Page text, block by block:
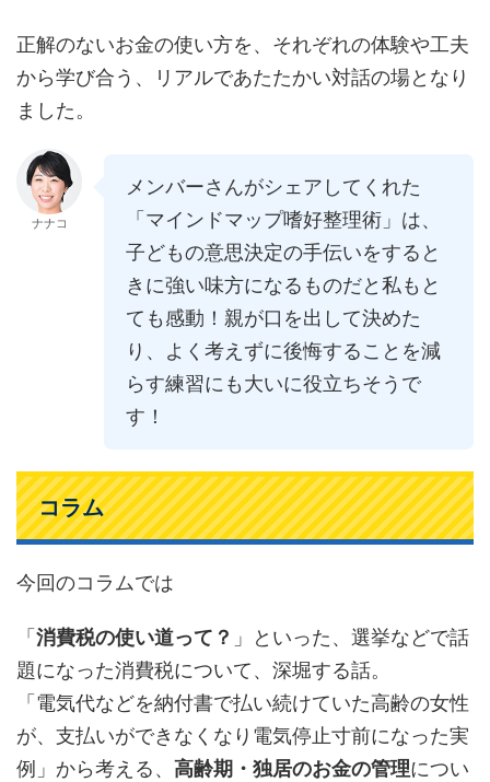
正解のないお金の使い方を、それぞれの体験や工夫
から学び合う、リアルであたたかい対話の場となり
ました。
ナナコ
メンバーさんがシェアしてくれた
「マインドマップ嗜好整理術」は、
子どもの意思決定の手伝いをすると
きに強い味方になるものだと私もと
ても感動！親が口を出して決めた
り、よく考えずに後悔することを減
らす練習にも大いに役立ちそうで
す！
コラム
今回のコラムでは
「 消費税の使い道って？ 」といった、選挙などで話
題になった消費税について、深堀する話。
「電気代などを納付書で払い続けていた高齢の女性
が、支払いができなくなり電気停止寸前になった実
例」から考える、 高齢期・独居のお金の管理につい